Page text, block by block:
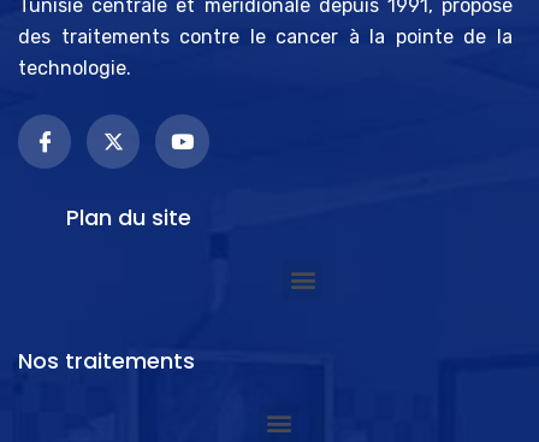
Tunisie centrale et méridionale depuis 1991, propose
des traitements contre le cancer à la pointe de la
technologie.
Plan du site
Nos traitements